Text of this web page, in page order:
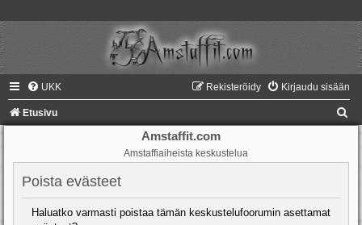
UKK Kirjaudu sisään
Rekisteröidy
Etusivu
Amstaffit.com
Amstaffiaiheista keskustelua
Poista evästeet
Haluatko varmasti poistaa tämän keskustelufoorumin asettamat